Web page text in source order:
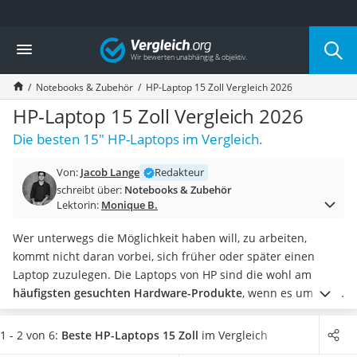
Die beliebtesten Vergleiche nach Kategorie
Elektronik
Powerstation
Monitor 32 Zoll 4K
Fernseher
Drucker
Desktop-PC
Diascanner
Laser-Multifunktionsdrucker
Powerstation mit Solarpanel
Gaming-PC
Soundbar
17-Zoll-Laptop
Satellitenschüssel
Gaming-Headset
Vergleich
Notebooks & Zubehör HP-Laptop 15 Zoll Vergleich 2026
HP-Laptop 15 Zoll Vergleich 2026
Die besten 15" HP-Laptops im Vergleich.
Von: Jacob Lange
Redakteur
schreibt über: Notebooks & Zubehör
Lektorin: Monique B.
Wer unterwegs die Möglichkeit haben will, zu arbeiten,
kommt nicht daran vorbei, sich früher oder später einen
Laptop zuzulegen. Die Laptops von HP sind die wohl am
häufigsten gesuchten Hardware-Produkte, wenn es um das
mobile Arbeiten für unterwegs geht. Diverse Tests im
Internet zeigen zudem, dass HP-Laptops vielfältig einsetzbar
1 - 2 von 6: Beste HP-Laptops 15 Zoll im Vergleich